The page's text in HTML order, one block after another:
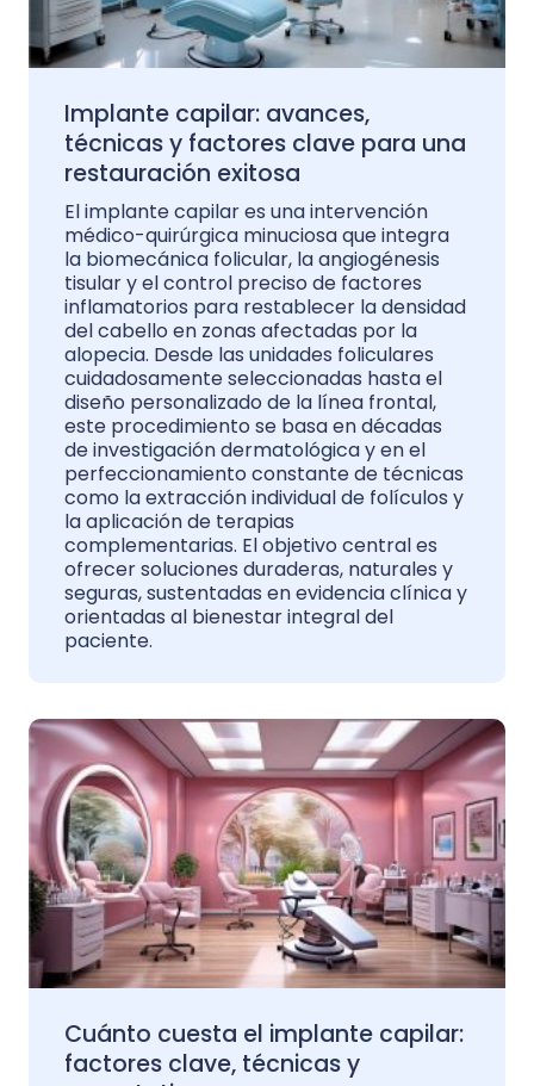
Implante capilar: avances,
técnicas y factores clave para una
restauración exitosa
El implante capilar es una intervención
médico-quirúrgica minuciosa que integra
la biomecánica folicular, la angiogénesis
tisular y el control preciso de factores
inflamatorios para restablecer la densidad
del cabello en zonas afectadas por la
alopecia. Desde las unidades foliculares
cuidadosamente seleccionadas hasta el
diseño personalizado de la línea frontal,
este procedimiento se basa en décadas
de investigación dermatológica y en el
perfeccionamiento constante de técnicas
como la extracción individual de folículos y
la aplicación de terapias
complementarias. El objetivo central es
ofrecer soluciones duraderas, naturales y
seguras, sustentadas en evidencia clínica y
orientadas al bienestar integral del
paciente.
Cuánto cuesta el implante capilar:
factores clave, técnicas y